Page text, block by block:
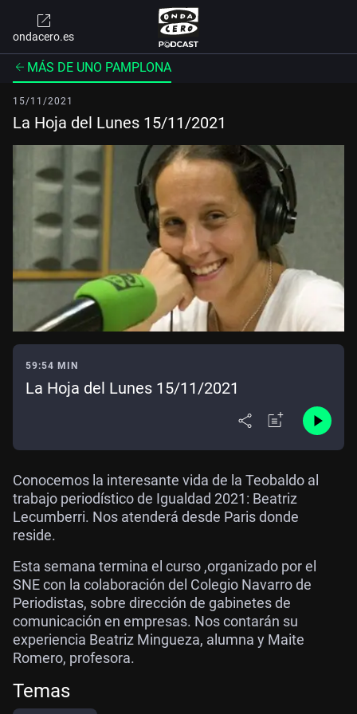
ondacero.es
MÁS DE UNO PAMPLONA
15/11/2021
La Hoja del Lunes 15/11/2021
59:54 MIN
La Hoja del Lunes 15/11/2021
Conocemos la interesante vida de la Teobaldo al
trabajo periodístico de Igualdad 2021: Beatriz
Lecumberri. Nos atenderá desde Paris donde
reside.
Esta semana termina el curso ,organizado por el
SNE con la colaboración del Colegio Navarro de
Periodistas, sobre dirección de gabinetes de
comunicación en empresas. Nos contarán su
experiencia Beatriz Mingueza, alumna y Maite
Romero, profesora.
Temas